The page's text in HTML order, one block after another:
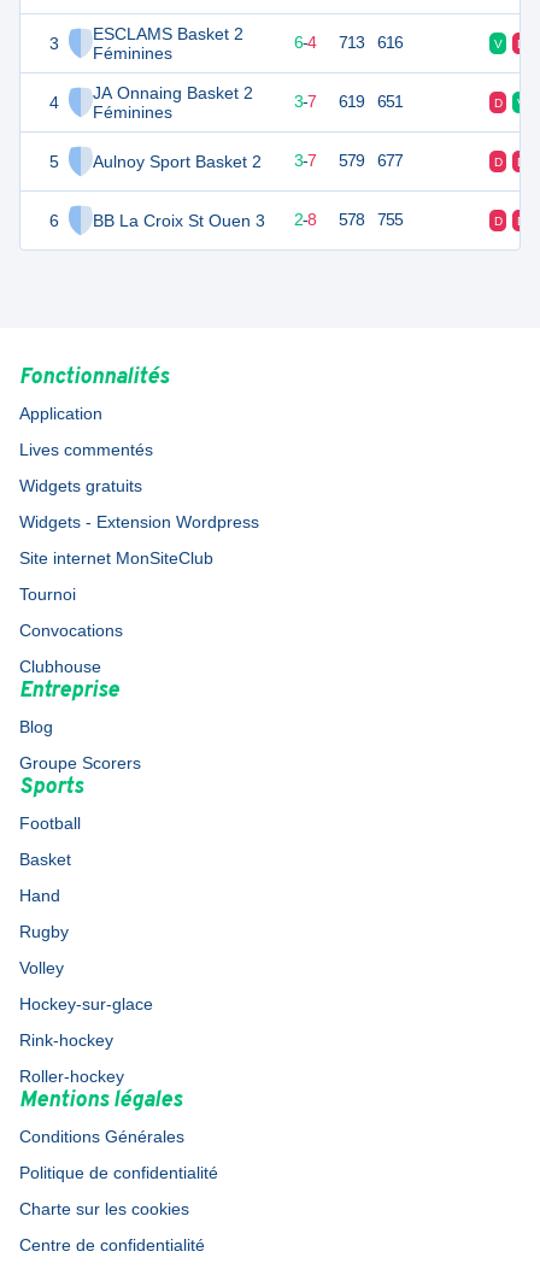
3
ESCLAMS Basket 2
Féminines
4
JA Onnaing Basket 2
Féminines
5 Aulnoy Sport Basket 2
6 BB La Croix St Ouen 3
16 6-4 713 616 V D
13 10 3-7 619 651 D V
13 10 3-7 579 677 D D
12 10 2-8 578 755 D D
Fonctionnalités
Application
Lives commentés
Widgets gratuits
Widgets - Extension Wordpress
Site internet MonSiteClub
Tournoi
Convocations
Clubhouse
Entreprise
Blog
Groupe Scorers
Sports
Football
Basket
Hand
Rugby
Volley
Hockey-sur-glace
Rink-hockey
Roller-hockey
Mentions légales
Conditions Générales
Politique de confidentialité
Charte sur les cookies
Centre de confidentialité